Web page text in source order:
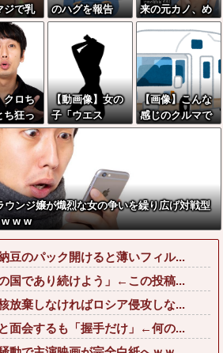
ジで乳
wwww
のハグを報告
「文〇砲より遥
かに威力は弱い
が、僕のノロケ
砲をお見舞いす
る」
来の元カノ、め
ちゃくちゃエグ
い乳を持つ
クロち
ち狂っ
トをす
うほ
？？？
【動画像】女の
子「ウエス
ト？・・・60㎝
だよ！」
【画像】こんな
感じのクルマで
車中泊旅したい
ンジ嬢が熾烈な女の争いを繰り広げ対戦型
w w w
豆のパック開けると薄いフィル...
国であり続けよう」←この投稿...
放棄しなければロシア侵攻しな...
面会するも「握手だけ」←何の...